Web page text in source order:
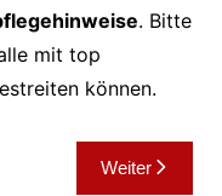
. Bitte
mit top
können.
Weiter